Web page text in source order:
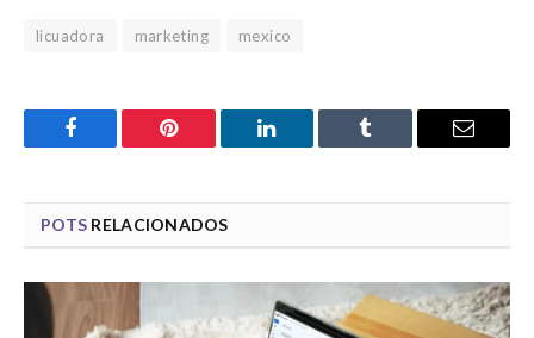
licuadora marketing mexico
Facebook Pinterest LinkedIn Tumblr Email
POTS RELACIONADOS